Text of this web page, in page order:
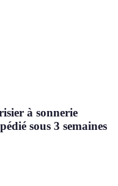
à sonnerie
sous 3 semaines